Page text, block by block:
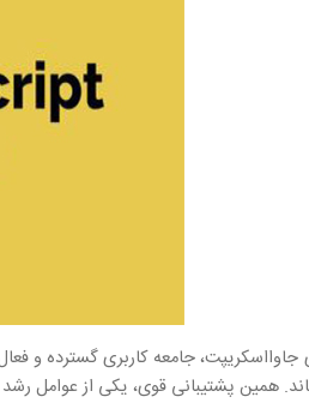
جاوااسکریپت، جامعه کاربری گسترده
همین پشتیبانی قوی، یکی از عوامل